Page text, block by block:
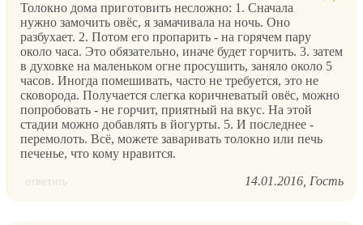
Толокно дома приготовить несложно: 1. Сначала
нужно замочить овёс, я замачивала на ночь. Оно
разбухает. 2. Потом его пропарить - на горячем пару
около часа. Это обязательно, иначе будет горчить. 3. затем
в духовке на маленьком огне просушить, заняло около 5
часов. Иногда помешивать, часто не требуется, это не
сковорода. Получается слегка коричневатый овёс, можно
попробовать - не горчит, приятный на вкус. На этой
стадии можно добавлять в йогурты. 5. И последнее -
перемолоть. Всё, можете заваривать толокно или печь
печенье, что кому нравится.
ответить 14.01.2016 Гость